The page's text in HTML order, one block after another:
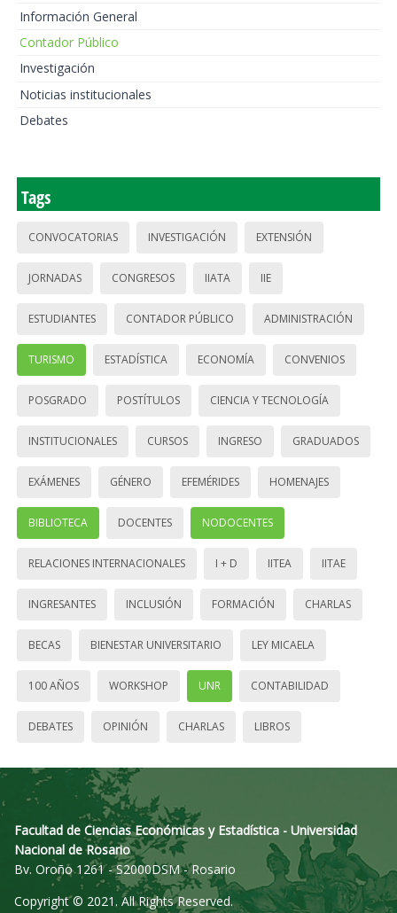
Información General
Contador Público
Investigación
Noticias institucionales
Debates
Tags
CONVOCATORIAS INVESTIGACIÓN EXTENSIÓN
JORNADAS CONGRESOS IIATA IIE
ESTUDIANTES CONTADOR PÚBLICO ADMINISTRACIÓN
TURISMO ESTADÍSTICA ECONOMÍA CONVENIOS
POSGRADO POSTÍTULOS CIENCIA Y TECNOLOGÍA
INSTITUCIONALES CURSOS INGRESO GRADUADOS
EXÁMENES GÉNERO EFEMÉRIDES HOMENAJES
BIBLIOTECA DOCENTES NODOCENTES
RELACIONES INTERNACIONALES I + D IITEA IITAE
INGRESANTES INCLUSIÓN FORMACIÓN CHARLAS
BECAS BIENESTAR UNIVERSITARIO LEY MICAELA
100 AÑOS WORKSHOP UNR CONTABILIDAD
DEBATES OPINIÓN CHARLAS LIBROS
Facultad de Ciencias Económicas y Estadística - Universidad
Nacional de Rosario
Bv. Oroño 1261 - S2000DSM - Rosario
Copyright © 2021. All Rights Reserved.